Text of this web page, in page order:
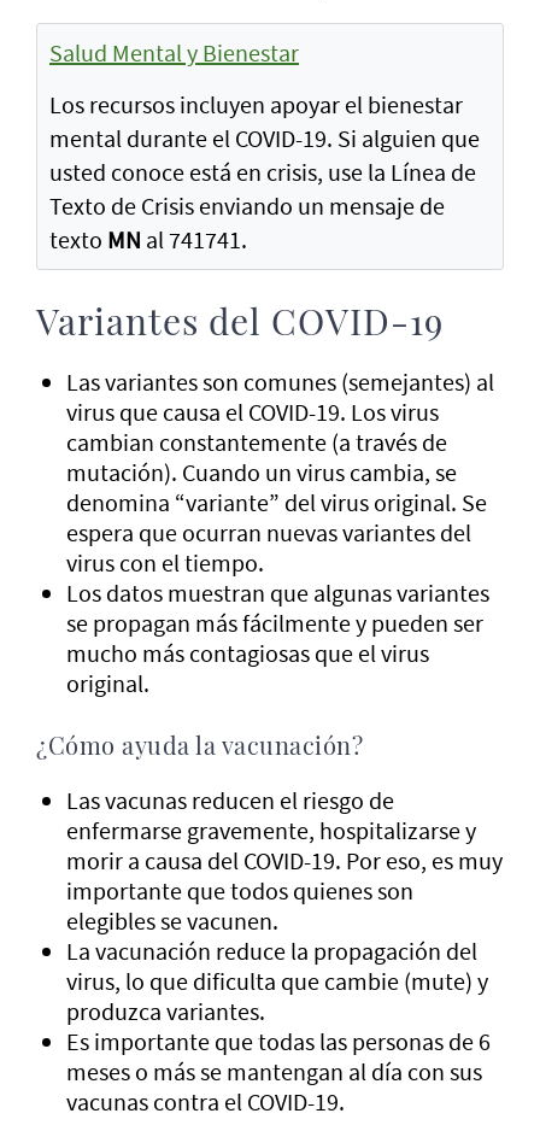
Salud Mental y Bienestar
Los recursos incluyen apoyar el bienestar
mental durante el COVID-19. Si alguien que
usted conoce está en crisis, use la Línea de
Texto de Crisis enviando un mensaje de
texto MN al 741741.
Variantes del COVID-19
Las variantes son comunes (semejantes) al
virus que causa el COVID-19. Los virus
cambian constantemente (a través de
mutación). Cuando un virus cambia, se
denomina “variante” del virus original. Se
espera que ocurran nuevas variantes del
virus con el tiempo.
Los datos muestran que algunas variantes
se propagan más fácilmente y pueden ser
mucho más contagiosas que el virus
original.
¿Cómo ayuda la vacunación?
Las vacunas reducen el riesgo de
enfermarse gravemente, hospitalizarse y
morir a causa del COVID-19. Por eso, es muy
importante que todos quienes son
elegibles se vacunen.
La vacunación reduce la propagación del
virus, lo que dificulta que cambie (mute) y
produzca variantes.
Es importante que todas las personas de 6
meses o más se mantengan al día con sus
vacunas contra el COVID-19.